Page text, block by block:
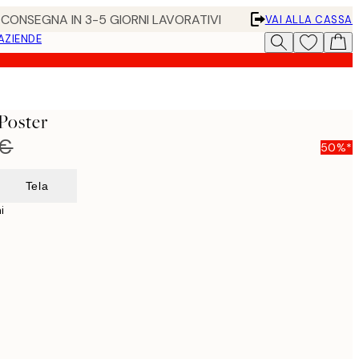
IN 3-5 GIORNI LAVORATIVI
VAI ALLA CASSA
50%*
Tela